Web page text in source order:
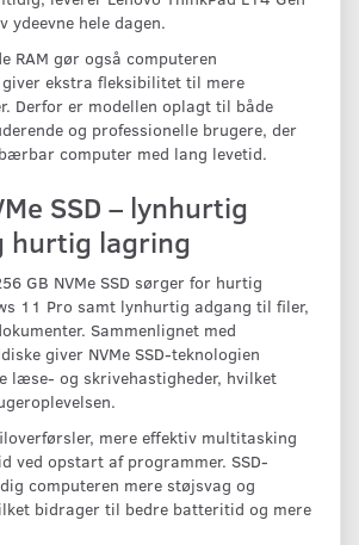
ydeevne hele dagen.
RAM gør også computeren
ekstra fleksibilitet til mere
Derfor er modellen oplagt til både
og professionelle brugere, der
computer med lang levetid.
SSD – lynhurtig
hurtig lagring
GB NVMe SSD sørger for hurtig
11 Pro samt lynhurtig adgang til filer,
Sammenlignet med
giver NVMe SSD-teknologien
læse- og skrivehastigheder, hvilket
mere effektiv multitasking
ved opstart af programmer. SSD-
computeren mere støjsvag og
bidrager til bedre batteritid og mere